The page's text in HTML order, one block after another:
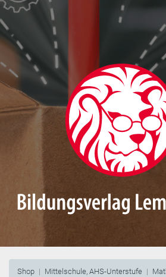
Shop Mittelschule, AHS-Unterstufe